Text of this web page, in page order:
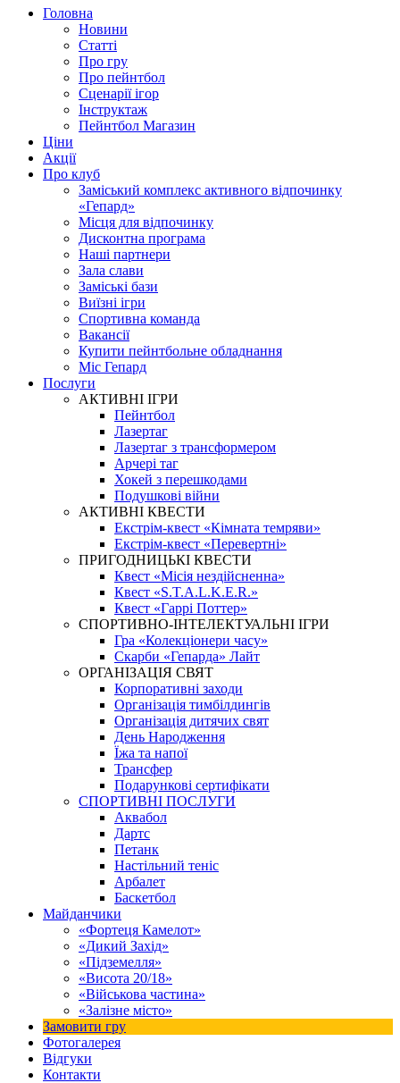
Головна
Новини
Статті
Про гру
Про пейнтбол
Сценарії ігор
Інструктаж
Пейнтбол Магазин
Ціни
Акції
Про клуб
Заміський комплекс активного відпочинку
«Гепард»
Місця для відпочинку
Дисконтна програма
Наші партнери
Зала слави
Заміські бази
Виїзні ігри
Спортивна команда
Вакансії
Купити пейнтбольне обладнання
Міс Гепард
Послуги
АКТИВНІ ІГРИ
Пейнтбол
Лазертаг
Лазертаг з трансформером
Арчері таг
Хокей з перешкодами
Подушкові війни
АКТИВНІ КВЕСТИ
Екстрім-квест «Кімната темряви»
Екстрім-квест «Перевертні»
ПРИГОДНИЦЬКІ КВЕСТИ
Квест «Місія нездійсненна»
Квест «S.T.A.L.K.E.R.»
Квест «Гаррі Поттер»
СПОРТИВНО-ІНТЕЛЕКТУАЛЬНІ ІГРИ
Гра «Колекціонери часу»
Скарби «Гепарда» Лайт
ОРГАНІЗАЦІЯ СВЯТ
Корпоративні заходи
Організація тимбілдингів
Організація дитячих свят
День Народження
Їжа та напої
Трансфер
Подарункові сертифікати
СПОРТИВНІ ПОСЛУГИ
Аквабол
Дартс
Петанк
Настільний теніс
Арбалет
Баскетбол
Майданчики
«Фортеця Камелот»
«Дикий Захід»
«Підземелля»
«Висота 20/18»
«Військова частина»
«Залізне місто»
Замовити гру
Фотогалерея
Відгуки
Контакти